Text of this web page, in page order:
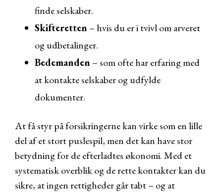
finde selskaber.
Skifteretten – hvis du er i tvivl om arveret
og udbetalinger.
Bedemanden – som ofte har erfaring med
at kontakte selskaber og udfylde
dokumenter.
At få styr på forsikringerne kan virke som en lille
del af et stort puslespil, men det kan have stor
betydning for de efterladtes økonomi. Med et
systematisk overblik og de rette kontakter kan du
sikre, at ingen rettigheder går tabt – og at